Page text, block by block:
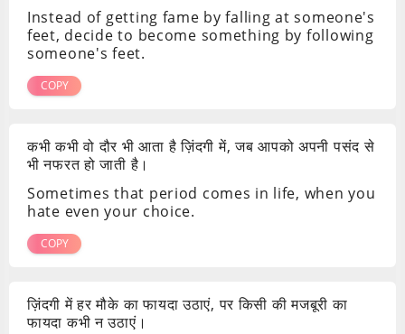
Instead of getting fame by falling at someone's
feet, decide to become something by following
someone's feet.
COPY
कभी कभी वो दौर भी आता है ज़िंदगी में, जब आपको अपनी पसंद से
भी नफरत हो जाती है।
Sometimes that period comes in life, when you
hate even your choice.
COPY
ज़िंदगी में हर मौके का फायदा उठाएं, पर किसी की मजबूरी का
फायदा कभी न उठाएं।